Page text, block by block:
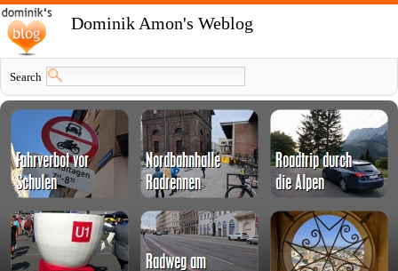
Dominik Amon's Weblog
Search